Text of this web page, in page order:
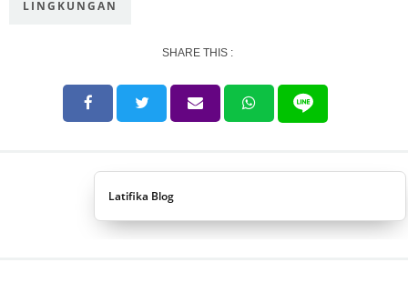
LINGKUNGAN
SHARE THIS :
Latifika Blog